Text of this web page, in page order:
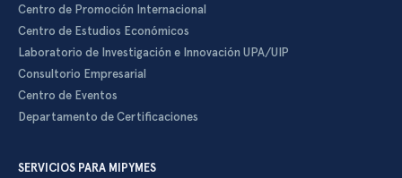
Centro de Promoción Internacional
Centro de Estudios Económicos
Laboratorio de Investigación e Innovación UPA/UIP
Consultorio Empresarial
Centro de Eventos
Departamento de Certificaciones
SERVICIOS PARA MIPYMES